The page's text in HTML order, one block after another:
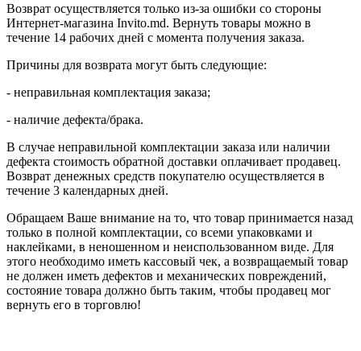
Возврат осуществляется только из-за ошибки со стороны
Интернет-магазина Invito.md. Вернуть товары можно в
течение 14 рабочих дней с момента получения заказа.
Причины для возврата могут быть следующие:
- неправильная комплектация заказа;
- наличие дефекта/брака.
В случае неправильной комплектации заказа или наличии
дефекта стоимость обратной доставки оплачивает продавец.
Возврат денежных средств покупателю осуществляется в
течение 3 календарных дней.
Обращаем Ваше внимание на то, что товар принимается назад
только в полной комплектации, со всеми упаковками и
наклейками, в неношенном и неиспользованном виде. Для
этого необходимо иметь кассовый чек, а возвращаемый товар
не должен иметь дефектов и механических повреждений,
состояние товара должно быть таким, чтобы продавец мог
вернуть его в торговлю!